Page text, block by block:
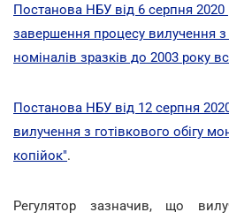
Постанова НБУ від 6 серпня
завершення процесу вилучення з
номіналів зразків до 2003 року
Постанова НБУ від 12 серпня
вилучення з готівкового обігу
копійок".
Регулятор зазначив, що